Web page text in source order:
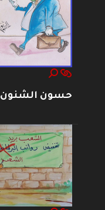
حسون الشنون